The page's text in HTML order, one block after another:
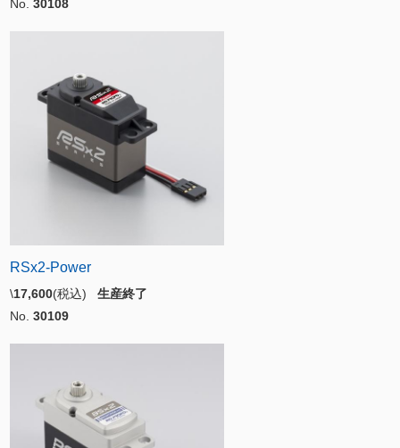
No. 30108
RSx2-Power
\17,600(税込) 生産終了
No. 30109